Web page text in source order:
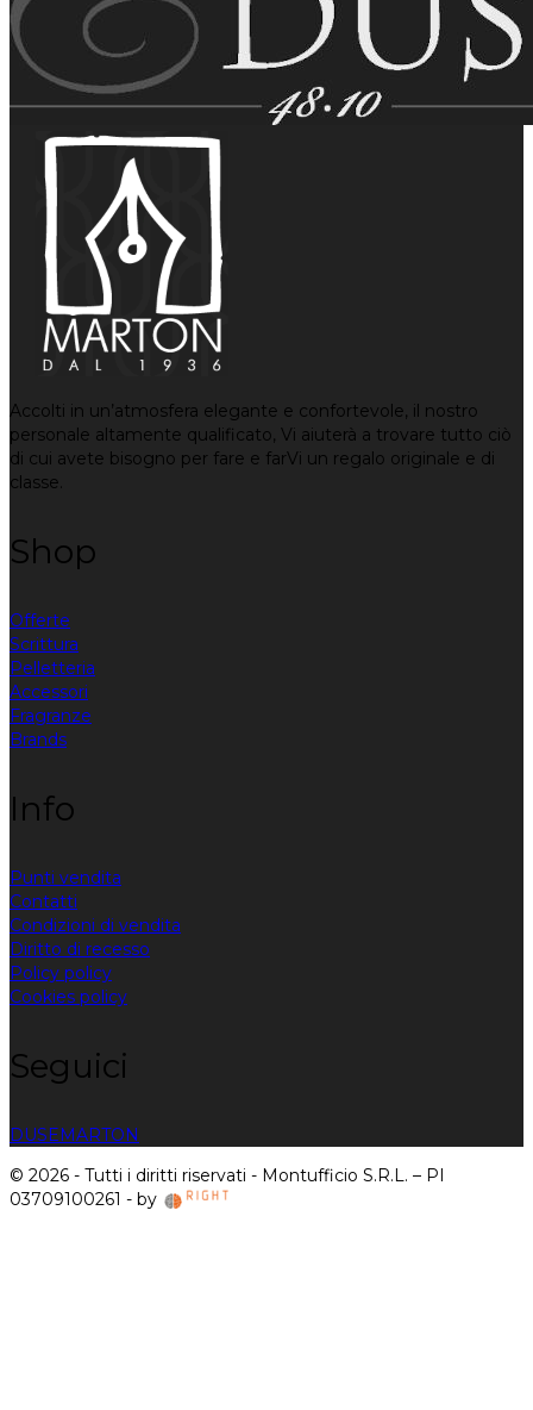
Accolti in un’atmosfera elegante e confortevole, il nostro
personale altamente qualificato, Vi aiuterà a trovare tutto ciò
di cui avete bisogno per fare e farVi un regalo originale e di
classe.
Shop
Offerte
Scrittura
Pelletteria
Accessori
Fragranze
Brands
Info
Punti vendita
Contatti
Condizioni di vendita
Diritto di recesso
Policy policy
Cookies policy
Seguici
DUSEMARTON
© 2026 - Tutti i diritti riservati - Montufficio S.R.L. – PI
03709100261 - by